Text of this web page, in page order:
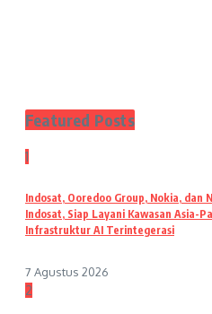
Featured Posts
1
Indosat, Ooredoo Group, Nokia, dan
Indosat, Siap Layani Kawasan Asia-
Infrastruktur AI Terintegerasi
7 Agustus 2026
2